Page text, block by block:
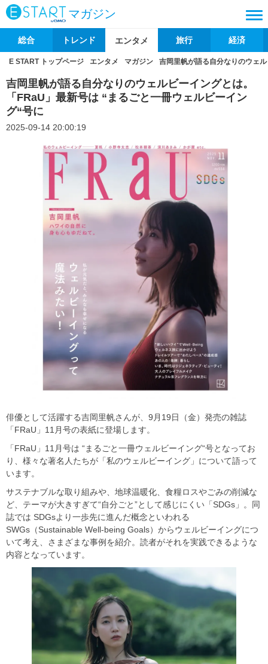
マガジン
総合 トレンド エンタメ 旅行 経済
E START トップページ エンタメ マガジン 吉岡里帆が語る自分なりのウェ
吉岡里帆が語る自分なりのウェルビーイングとは。
「FRaU」最新号は “まるごと一冊ウェルビーイン
グ“号に
2025-09-14 20:00:19
俳優として活躍する吉岡里帆さんが、9月19日（金）発売の雑誌
「FRaU」11月号の表紙に登場します。
「FRaU」11月号は “まるごと一冊ウェルビーイング“号となってお
り、様々な著名人たちが「私のウェルビーイング」について語って
います。
サステナブルな取り組みや、地球温暖化、食糧ロスやごみの削減な
ど、テーマが大きすぎて“自分ごと”として感じにくい「SDGs」。同
誌では SDGsより一歩先に進んだ概念といわれる
SWGs（Sustainable Well-being Goals）からウェルビーイングにつ
いて考え、さまざまな事例を紹介。読者がそれを実践できるような
内容となっています。